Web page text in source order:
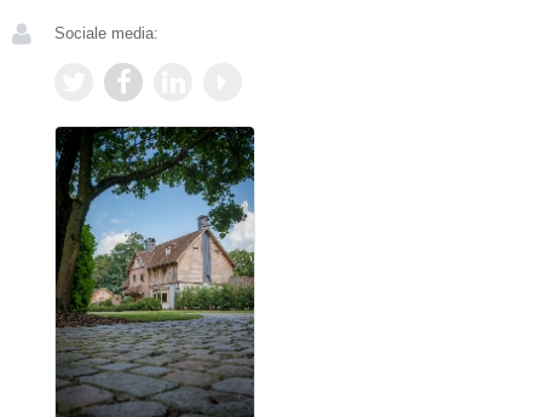
Sociale media: